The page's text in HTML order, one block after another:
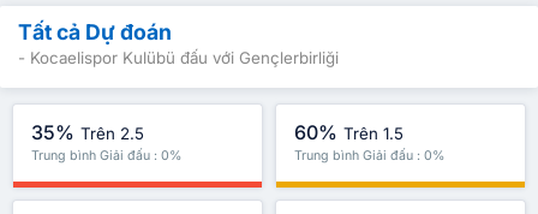
Tất cả Dự đoán
- Kocaelispor Kulübü đấu với Gençlerbirliği
35% Trên 2.5
Trung bình Giải đấu : 0%
60% Trên 1.5
Trung bình Giải đấu : 0%